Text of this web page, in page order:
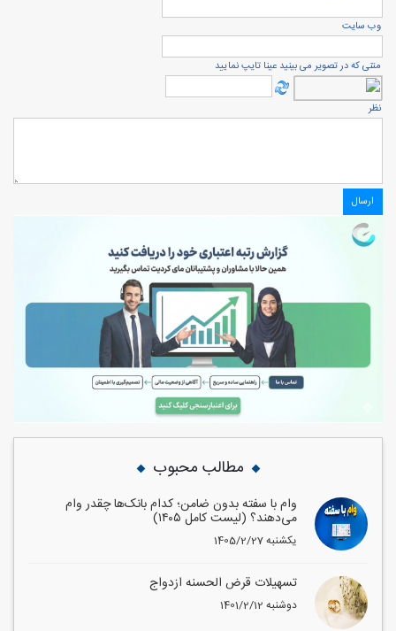
وب سایت
متنی که در تصویر می بینید عینا تایپ نمایید
نظر
مطالب محبوب
وام با سفته بدون ضامن؛ کدام بانک‌ها چقدر وام
می‌دهند؟ (لیست کامل ۱۴۰۵)
1405/2/27 یکشنبه
تسهیلات قرض الحسنه ازدواج
1401/2/12 دوشنبه